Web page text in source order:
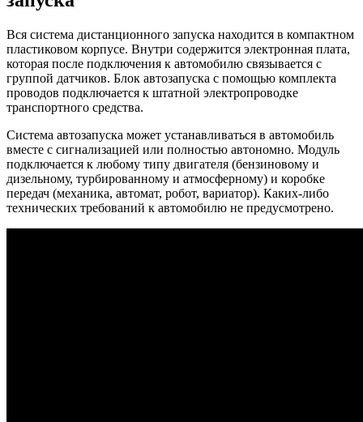
Вся система дистанционного запуска находится в компактном
пластиковом корпусе. Внутри содержится электронная плата,
которая после подключения к автомобилю связывается с
группой датчиков. Блок автозапуска с помощью комплекта
проводов подключается к штатной электропроводке
транспортного средства.
Система автозапуска может устанавливаться в автомобиль
вместе с сигнализацией или полностью автономно. Модуль
подключается к любому типу двигателя (бензиновому и
дизельному, турбированному и атмосферному) и коробке
передач (механика, автомат, робот, вариатор). Каких-либо
технических требований к автомобилю не предусмотрено.